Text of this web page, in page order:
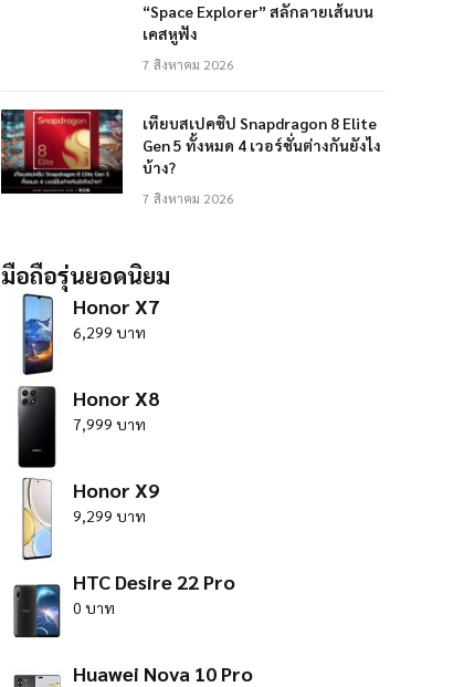
“Space Explorer” สลักลายเส้นบน
เคสหูฟัง
7 สิงหาคม 2026
เทียบสเปคชิป Snapdragon 8 Elite
Gen 5 ทั้งหมด 4 เวอร์ชั่นต่างกันยังไง
บ้าง?
7 สิงหาคม 2026
มือถือรุ่นยอดนิยม
Honor X7
6,299 บาท
Honor X8
7,999 บาท
Honor X9
9,299 บาท
HTC Desire 22 Pro
0 บาท
Huawei Nova 10 Pro